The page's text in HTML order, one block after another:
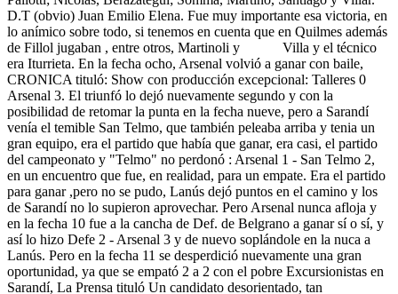
D.T (obvio) Juan Emilio Elena. Fue muy importante esa victoria, en
lo anímico sobre todo, si tenemos en cuenta que en Quilmes además
de Fillol jugaban , entre otros, Martinoli y Villa y el técnico
era Iturrieta. En la fecha ocho, Arsenal volvió a ganar con baile,
CRONICA tituló: Show con producción excepcional: Talleres 0
Arsenal 3. El triunfó lo dejó nuevamente segundo y con la
posibilidad de retomar la punta en la fecha nueve, pero a Sarandí
venía el temible San Telmo, que también peleaba arriba y tenia un
gran equipo, era el partido que había que ganar, era casi, el partido
del campeonato y "Telmo" no perdonó : Arsenal 1 - San Telmo 2,
en un encuentro que fue, en realidad, para un empate. Era el partido
para ganar ,pero no se pudo, Lanús dejó puntos en el camino y los
de Sarandí no lo supieron aprovechar. Pero Arsenal nunca afloja y
en la fecha 10 fue a la cancha de Def. de Belgrano a ganar sí o sí, y
así lo hizo Defe 2 - Arsenal 3 y de nuevo soplándole en la nuca a
Lanús. Pero en la fecha 11 se desperdició nuevamente una gran
oportunidad, ya que se empató 2 a 2 con el pobre Excursionistas en
Sarandí, La Prensa tituló Un candidato desorientado, tan